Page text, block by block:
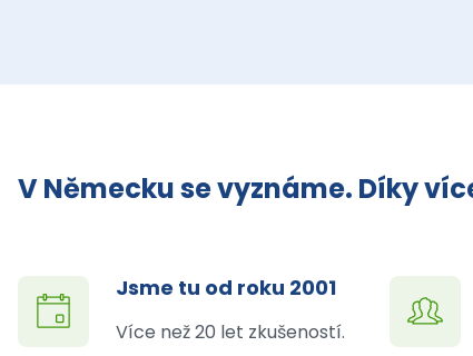
V Německu se vyznáme. Díky
Jsme tu od roku 2001
Více než 20 let zkušeností.